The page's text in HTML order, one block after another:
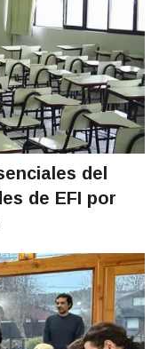
del
de EFI por